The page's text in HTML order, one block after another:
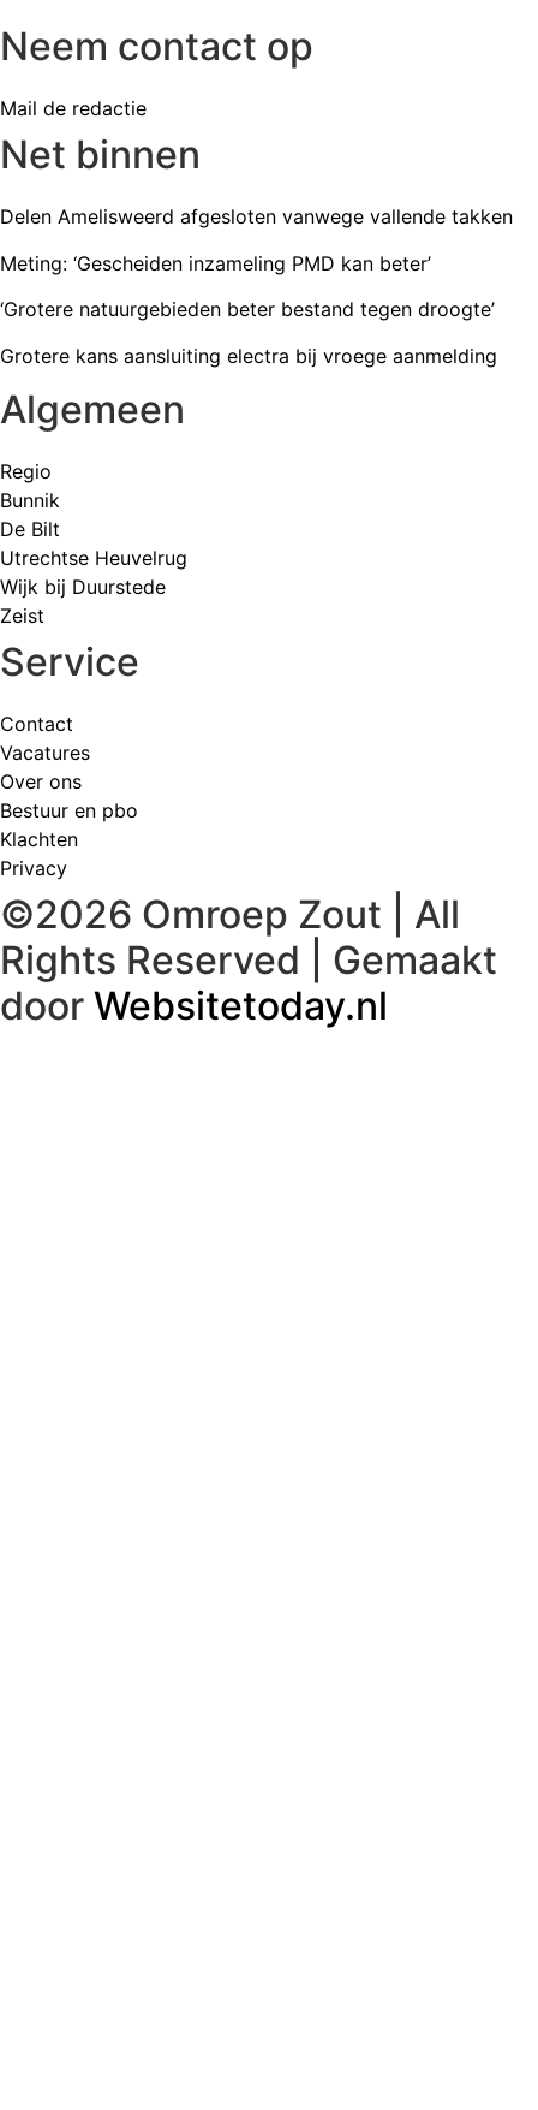
Neem contact op
Mail de redactie
Net binnen
Delen Amelisweerd afgesloten vanwege vallende takken
Meting: ‘Gescheiden inzameling PMD kan beter’
‘Grotere natuurgebieden beter bestand tegen droogte’
Grotere kans aansluiting electra bij vroege aanmelding
Algemeen
Regio
Bunnik
De Bilt
Utrechtse Heuvelrug
Wijk bij Duurstede
Zeist
Service
Contact
Vacatures
Over ons
Bestuur en pbo
Klachten
Privacy
©2026 Omroep Zout | All
Rights Reserved | Gemaakt
door Websitetoday.nl